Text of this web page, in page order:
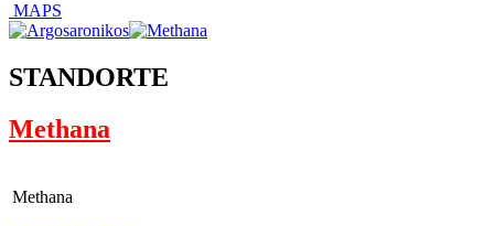
MAPS
STANDORTE
Methana
Methana